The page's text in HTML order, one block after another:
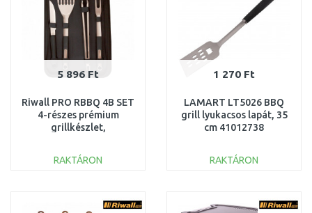
5 896 Ft
Riwall PRO RBBQ 4B SET
4-részes prémium
grillkészlet,
RACC00131
RAKTÁRON
Összehasonlítás
1 270 Ft
LAMART LT5026 BBQ
grill lyukacsos lapát, 35
cm 41012738
RAKTÁRON
Összehasonlítás